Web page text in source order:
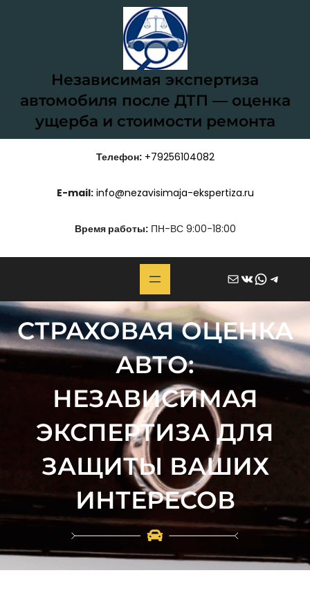
Независимая экспертиза
автомобиля после ДТП — оценка
ущерба и стоимости ремонта
Телефон: +79256104082
E-mail: info@nezavisimaja-ekspertiza.ru
Время работы:ПН-ВС 9:00-18:00
Почта ВКонтакте WhatsApp Telegram
СТРАХОВАЯ ОЦЕНКА
АВТО:
НЕЗАВИСИМАЯ
ЭКСПЕРТИЗА ДЛЯ
ЗАЩИТЫ ВАШИХ
ИНТЕРЕСОВ